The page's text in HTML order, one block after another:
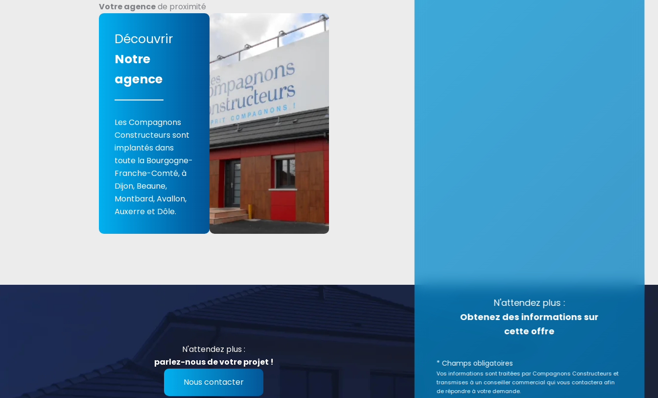
Votre agencede proximité
Découvrir
Notre
agence
Les Compagnons
Constructeurs sont
implantés dans
toute la Bourgogne-
Franche-Comté, à
Dijon, Beaune,
Montbard, Avallon,
Auxerre et Dôle.
N'attendez plus :
parlez-nous de votre projet !
Nous contacter
N'attendez plus :
Obtenez des informations sur
cette offre
* Champs obligatoires
Vos informations sont traitées par Compagnons Constructeurs et
transmises à un conseiller commercial qui vous contactera afin
de répondre à votre demande.